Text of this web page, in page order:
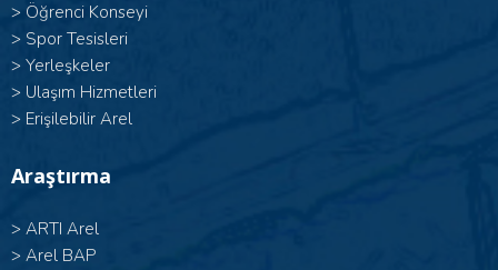
> Öğrenci Konseyi
> Spor Tesisleri
> Yerleşkeler
> Ulaşım Hizmetleri
> Erişilebilir Arel
Araştırma
> ARTI Arel
> Arel BAP